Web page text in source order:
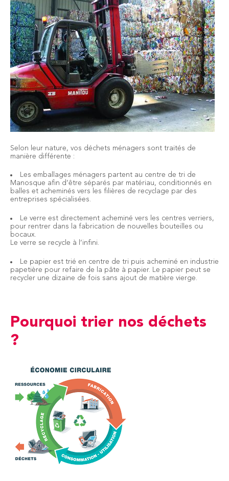
Selon leur nature, vos déchets ménagers sont traités de
manière différente :
Les emballages ménagers partent au centre de tri de
Manosque afin d’être séparés par matériau, conditionnés en
balles et acheminés vers les filières de recyclage par des
entreprises spécialisées.
Le verre est directement acheminé vers les centres verriers,
pour rentrer dans la fabrication de nouvelles bouteilles ou
bocaux.
Le verre se recycle à l’infini.
Le papier est trié en centre de tri puis acheminé en industrie
papetière pour refaire de la pâte à papier. Le papier peut se
recycler une dizaine de fois sans ajout de matière vierge.
Pourquoi trier nos déchets
?